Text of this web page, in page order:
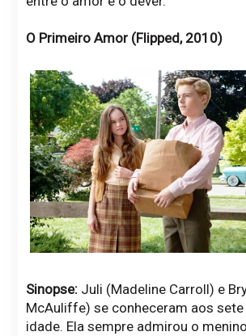
O Primeiro Amor (Flipped, 2010)
Sinopse:Juli (Madeline Carroll) e
McAuliffe) se conheceram aos sete
idade. Ela sempre admirou o